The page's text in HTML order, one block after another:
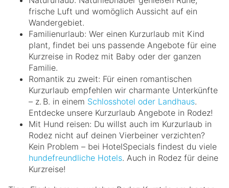
frische Luft und womöglich Aussicht auf ein
Wandergebiet.
Familienurlaub: Wer einen Kurzurlaub mit Kind
plant, findet bei uns passende Angebote für eine
Kurzreise in Rodez mit Baby oder der ganzen
Familie.
Romantik zu zweit: Für einen romantischen
Kurzurlaub empfehlen wir charmante Unterkünfte
– z. B. in einem Schlosshotel oder Landhaus.
Entdecke unsere Kurzurlaub Angebote in Rodez!
Mit Hund reisen: Du willst auch im Kurzurlaub in
Rodez nicht auf deinen Vierbeiner verzichten?
Kein Problem – bei HotelSpecials findest du viele
hundefreundliche Hotels. Auch in Rodez für deine
Kurzreise!